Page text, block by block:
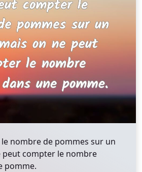
nombre de pommes sur un
peut compter le nombre
pomme.